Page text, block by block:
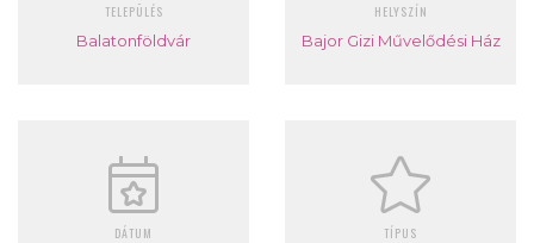
TELEPÜLÉS
Balatonföldvár
HELYSZÍN
Bajor Gizi Művelődési Ház
DÁTUM TÍPUS